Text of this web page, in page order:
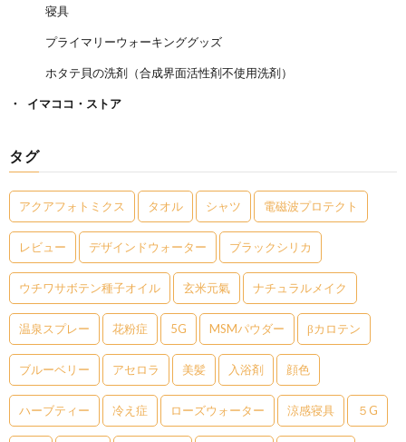
寝具
プライマリーウォーキンググッズ
ホタテ貝の洗剤（合成界面活性剤不使用洗剤）
イマココ・ストア
タグ
アクアフォトミクス タオル シャツ 電磁波プロテクト
レビュー デザインドウォーター ブラックシリカ
ウチワサボテン種子オイル 玄米元氣 ナチュラルメイク
温泉スプレー 花粉症 5G MSMパウダー βカロテン
ブルーベリー アセロラ 美髪 入浴剤 顔色
ハーブティー 冷え症 ローズウォーター 涼感寝具 ５G